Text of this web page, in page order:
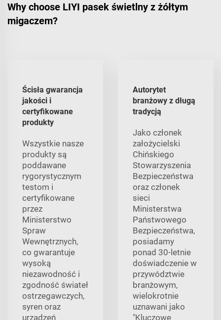
Why choose LIYI pasek świetlny z żółtym
migaczem?
Ścisła gwarancja
jakości i
certyfikowane
produkty
Wszystkie nasze
produkty są
poddawane
rygorystycznym
testom i
certyfikowane
przez
Ministerstwo
Spraw
Wewnętrznych,
co gwarantuje
wysoką
niezawodność i
zgodność świateł
ostrzegawczych,
syren oraz
urządzeń
Autorytet
branżowy z długą
tradycją
Jako członek
założycielski
Chińskiego
Stowarzyszenia
Bezpieczeństwa
oraz członek
sieci
Ministerstwa
Państwowego
Bezpieczeństwa,
posiadamy
ponad 30-letnie
doświadczenie w
przywództwie
branżowym,
wielokrotnie
uznawani jako
"Kluczowe